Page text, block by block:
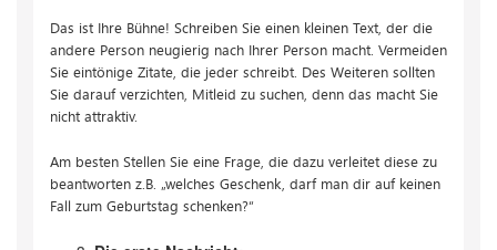
Das ist Ihre Bühne! Schreiben Sie einen kleinen Text, der die
andere Person neugierig nach Ihrer Person macht. Vermeiden
Sie eintönige Zitate, die jeder schreibt. Des Weiteren sollten
Sie darauf verzichten, Mitleid zu suchen, denn das macht Sie
nicht attraktiv.
Am besten Stellen Sie eine Frage, die dazu verleitet diese zu
beantworten z.B. „welches Geschenk, darf man dir auf keinen
Fall zum Geburtstag schenken?“